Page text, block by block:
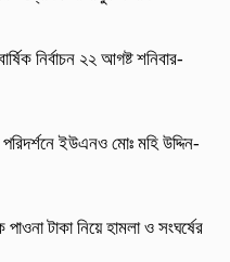
নির্বাচন ২২ আগষ্ট শনিবার-
ইউএনও মোঃ মহি উদ্দিন-
টাকা নিয়ে হামলা ও সংঘর্ষের